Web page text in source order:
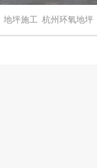
地坪施工 杭州环氧地坪